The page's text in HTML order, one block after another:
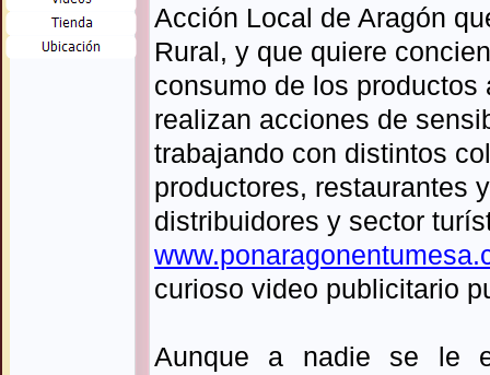
Acción Local de Aragón
Rural, y que quiere
consumo de los
realizan acciones de
trabajando con distintos
productores, restaurantes
distribuidores y sector
curioso video publicitario
Aunque a nadie se le